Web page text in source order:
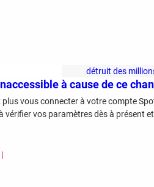
à cause de ce
vous connecter à votre compte
dès à présent et à les mettre à jour si
détruit des
entraîner son IA